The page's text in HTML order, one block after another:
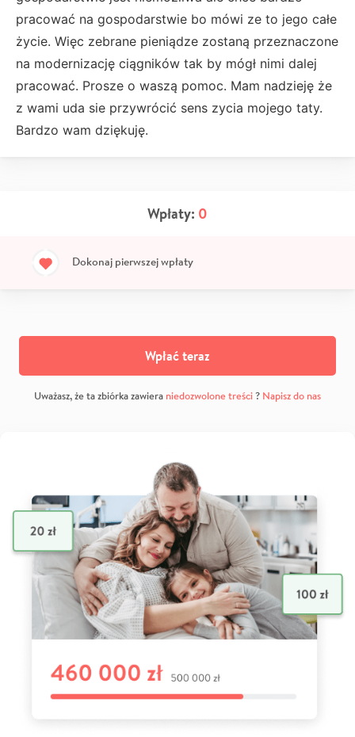
pracować na gospodarstwie bo mówi ze to jego całe
życie. Więc zebrane pieniądze zostaną przeznaczone
na modernizację ciągników tak by mógł nimi dalej
pracować. Prosze o waszą pomoc. Mam nadzieję że
z wami uda sie przywrócić sens zycia mojego taty.
Bardzo wam dziękuję.
Wpłaty: 0
Dokonaj pierwszej wpłaty
Wpłać teraz
Uważasz, że ta zbiórka zawiera niedozwolone treści? Napisz do nas